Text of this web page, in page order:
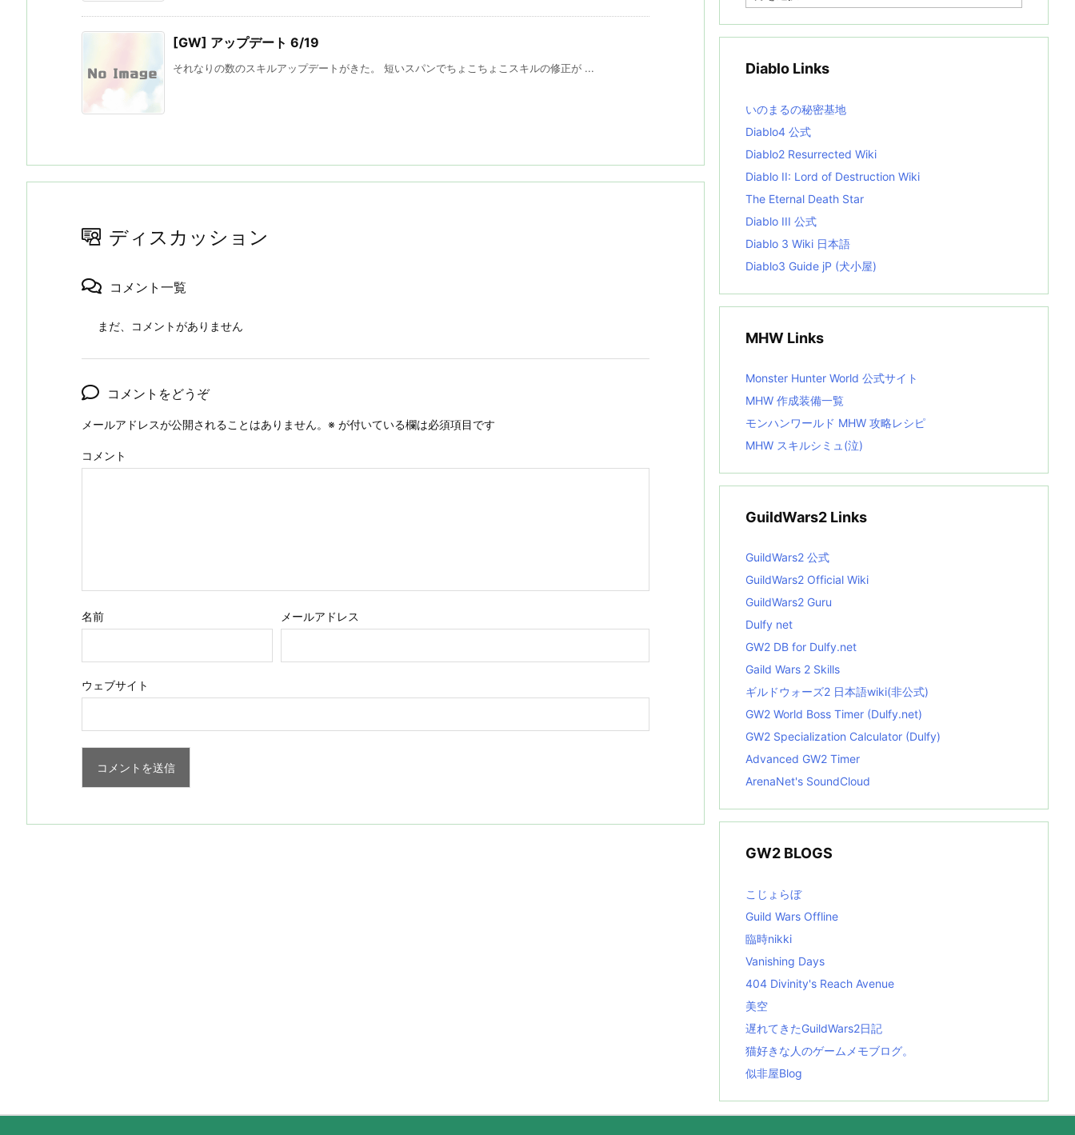
[GW] アップデート 6/19
それなりの数のスキルアップデートがきた。 短いスパンでちょこちょこスキルの修正が ...
ディスカッション
コメント一覧
まだ、コメントがありません
コメントをどうぞ
メールアドレスが公開されることはありません。 ※ が付いている欄は必須項目です
コメント
名前 メールアドレス
ウェブサイト
e
i
s
t
Diablo Links
いのまるの秘密基地
Diablo4 公式
Diablo2 Resurrected Wiki
Diablo II: Lord of Destruction Wiki
The Eternal Death Star
Diablo III 公式
Diablo 3 Wiki 日本語
Diablo3 Guide jP (犬小屋)
MHW Links
Monster Hunter World 公式サイト
MHW 作成装備一覧
モンハンワールド MHW 攻略レシピ
MHW スキルシミュ(泣)
GuildWars2 Links
GuildWars2 公式
GuildWars2 Official Wiki
GuildWars2 Guru
Dulfy net
GW2 DB for Dulfy.net
Gaild Wars 2 Skills
ギルドウォーズ2 日本語wiki(非公式)
GW2 World Boss Timer (Dulfy.net)
GW2 Specialization Calculator (Dulfy)
Advanced GW2 Timer
ArenaNet's SoundCloud
GW2 BLOGS
こじょらぼ
Guild Wars Offline
臨時nikki
Vanishing Days
404 Divinity's Reach Avenue
美空
遅れてきたGuildWars2日記
猫好きな人のゲームメモブログ。
似非屋Blog